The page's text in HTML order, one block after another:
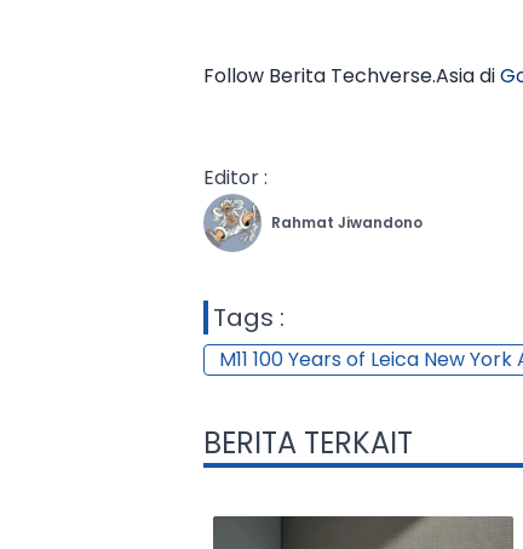
Follow Berita Techverse.Asia di
Editor :
Rahmat Jiwandono
Tags :
M11 100 Years of Leica New York
BERITA TERKAIT